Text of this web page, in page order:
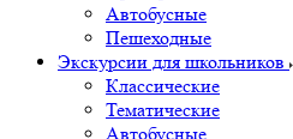
Автобусные
Пешеходные
Экскурсии для школьников
Классические
Тематические
Автобусные